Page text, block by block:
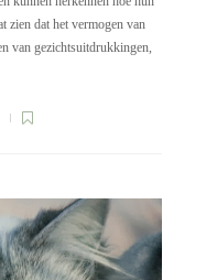
zien dat het vermogen van
van gezichtsuitdrukkingen,